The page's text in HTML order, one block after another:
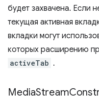
будет захвачена. Если
текущая активная
вкладки могут
которых расширению
activeTab .
MediaStream